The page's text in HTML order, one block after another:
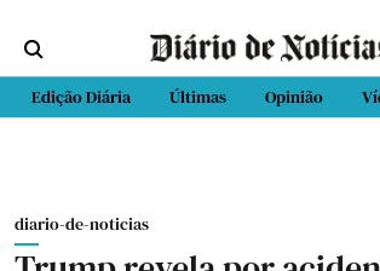
Edição Diária Últimas Opinião
diario-de-noticias